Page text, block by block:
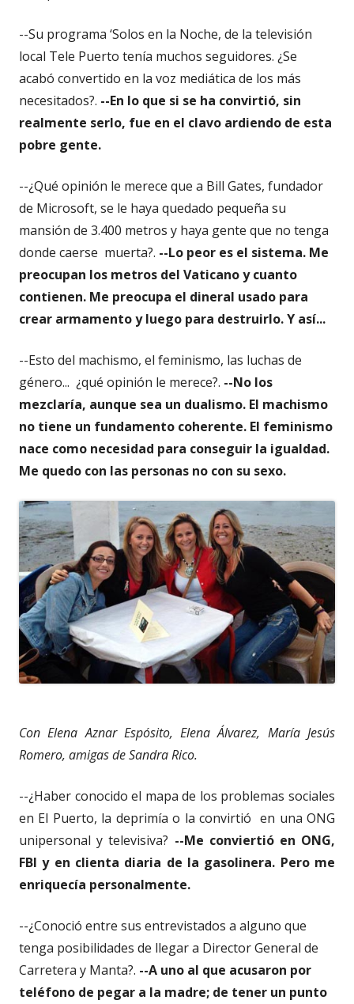
--Su programa ‘Solos en la Noche, de la televisión
local Tele Puerto tenía muchos seguidores. ¿Se
acabó convertido en la voz mediática de los más
necesitados?. --En lo que si se ha convirtió, sin
realmente serlo, fue en el clavo ardiendo de esta
pobre gente.
--¿Qué opinión le merece que a Bill Gates, fundador
de Microsoft, se le haya quedado pequeña su
mansión de 3.400 metros y haya gente que no tenga
donde caerse muerta?. --Lo peor es el sistema. Me
preocupan los metros del Vaticano y cuanto
contienen. Me preocupa el dineral usado para
crear armamento y luego para destruirlo. Y así...
--Esto del machismo, el feminismo, las luchas de
género... ¿qué opinión le merece?. --No los
mezclaría, aunque sea un dualismo. El machismo
no tiene un fundamento coherente. El feminismo
nace como necesidad para conseguir la igualdad.
Me quedo con las personas no con su sexo.
Con Elena Aznar Espósito, Elena Álvarez, María Jesús
Romero, amigas de Sandra Rico.
--¿Haber conocido el mapa de los problemas sociales
en El Puerto, la deprimía o la convirtió en una ONG
unipersonal y televisiva? --Me conviertió en ONG,
FBI y en clienta diaria de la gasolinera. Pero me
enriquecía personalmente.
--¿Conoció entre sus entrevistados a alguno que
tenga posibilidades de llegar a Director General de
Carretera y Manta?. --A uno al que acusaron por
teléfono de pegar a la madre; de tener un punto